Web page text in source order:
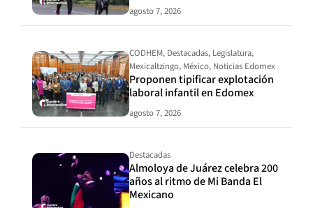
agosto 7, 2026
CODHEM, Destacadas, Legislatura,
Mexicaltzingo, México, Noticias Edomex
Proponen tipificar explotación
laboral infantil en Edomex
agosto 7, 2026
Destacadas
Almoloya de Juárez celebra 200
años al ritmo de Mi Banda El
Mexicano